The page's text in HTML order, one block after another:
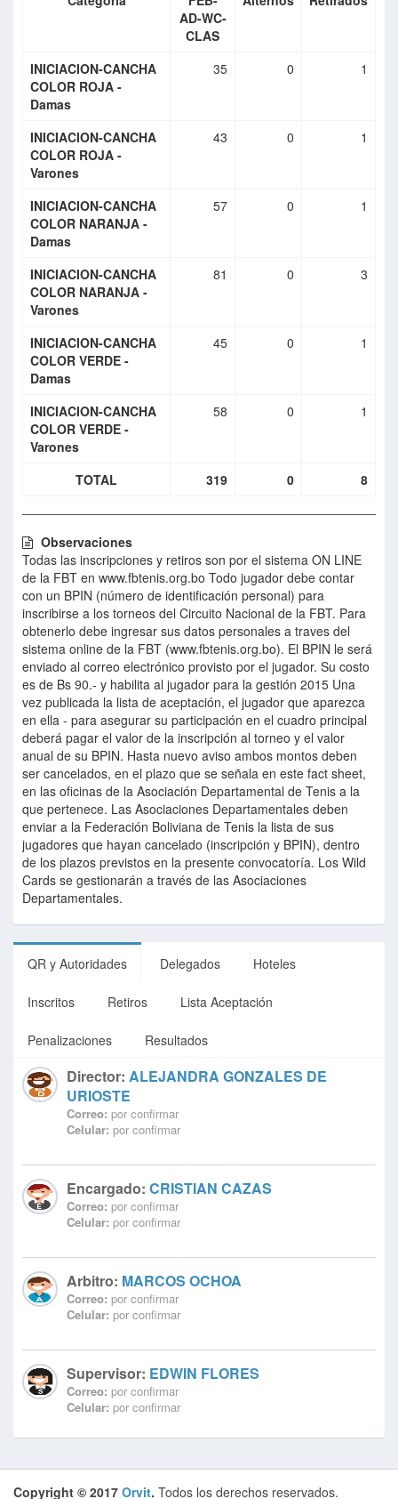
AD-WC-
CLAS
INICIACION-CANCHA
COLOR ROJA -
Damas
35 0 1
INICIACION-CANCHA
COLOR ROJA -
Varones
43 0 1
INICIACION-CANCHA
COLOR NARANJA -
Damas
57 0 1
INICIACION-CANCHA
COLOR NARANJA -
Varones
81 0 3
INICIACION-CANCHA
COLOR VERDE -
Damas
45 0 1
INICIACION-CANCHA
COLOR VERDE -
Varones
58 0 1
TOTAL 319 0 8
Observaciones
Todas las inscripciones y retiros son por el sistema ON LINE
de la FBT en www.fbtenis.org.bo Todo jugador debe contar
con un BPIN (número de identificación personal) para
inscribirse a los torneos del Circuito Nacional de la FBT. Para
obtenerlo debe ingresar sus datos personales a traves del
sistema online de la FBT (www.fbtenis.org.bo). El BPIN le será
enviado al correo electrónico provisto por el jugador. Su costo
es de Bs 90.- y habilita al jugador para la gestión 2015 Una
vez publicada la lista de aceptación, el jugador que aparezca
en ella - para asegurar su participación en el cuadro principal
deberá pagar el valor de la inscripción al torneo y el valor
anual de su BPIN. Hasta nuevo aviso ambos montos deben
ser cancelados, en el plazo que se señala en este fact sheet,
en las oficinas de la Asociación Departamental de Tenis a la
que pertenece. Las Asociaciones Departamentales deben
enviar a la Federación Boliviana de Tenis la lista de sus
jugadores que hayan cancelado (inscripción y BPIN), dentro
de los plazos previstos en la presente convocatoría. Los Wild
Cards se gestionarán a través de las Asociaciones
Departamentales.
QR y Autoridades Delegados Hoteles
Inscritos Retiros Lista Aceptación
Penalizaciones Resultados
Director: ALEJANDRA GONZALES DE
URIOSTE
Correo: por confirmar
Celular: por confirmar
Encargado: CRISTIAN CAZAS
Correo: por confirmar
Celular: por confirmar
Arbitro: MARCOS OCHOA
Correo: por confirmar
Celular: por confirmar
Supervisor: EDWIN FLORES
Correo: por confirmar
Celular: por confirmar
Copyright © 2017 Orvit. Todos los derechos reservados.